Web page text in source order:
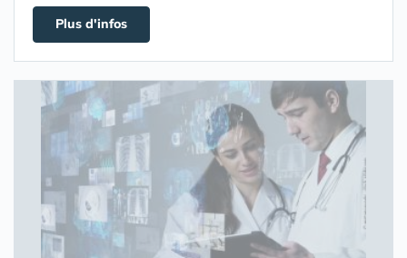
Plus d'infos